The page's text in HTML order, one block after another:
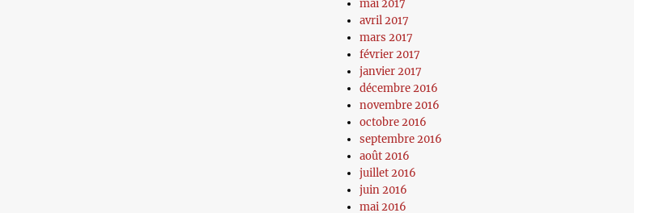
mai 2017
avril 2017
mars 2017
février 2017
janvier 2017
décembre 2016
novembre 2016
octobre 2016
septembre 2016
août 2016
juillet 2016
juin 2016
mai 2016